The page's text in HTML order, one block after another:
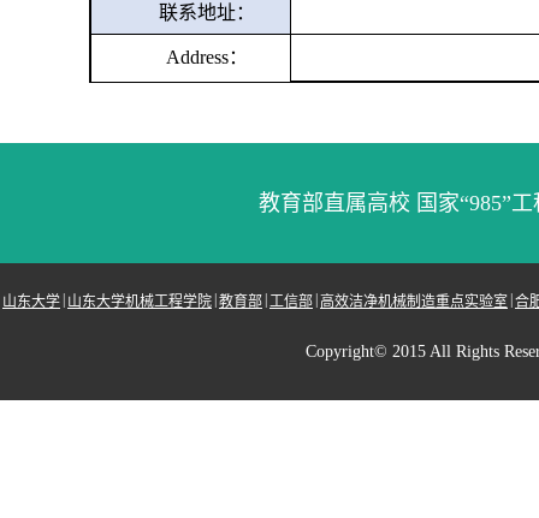
联系地址：
Address：
教育部直属高校 国家“985”
山东大学 | 山东大学机械工程学院 |教育部 | 工信部 |高效洁净机械制造重点实验室 |合
Copyright© 2015 All Rights